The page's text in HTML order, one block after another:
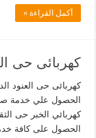
أكمل القراءة »
كهربائى حى العنود
كهربائى حى العنود
الحصول علي خدمة
كهربائي الخبر حى
الحصول على كافة